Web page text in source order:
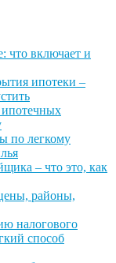
что включает и
ипотеки –
по легкому
– что это, как
районы,
налогового
способ